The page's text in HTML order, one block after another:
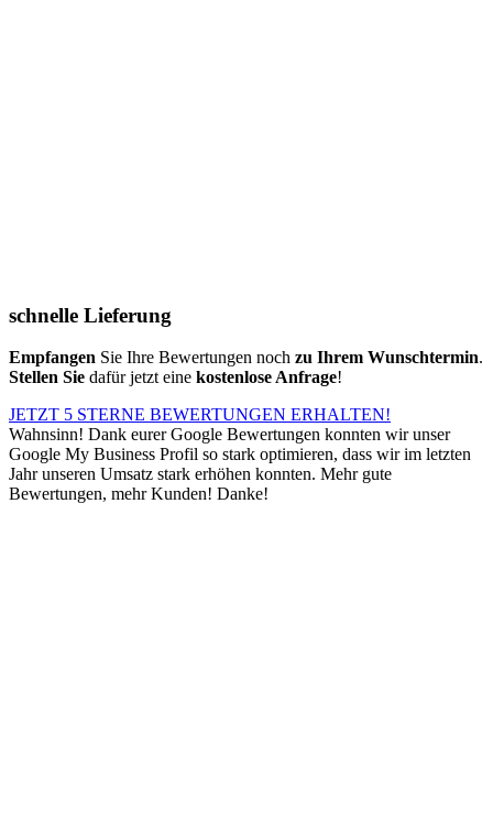
schnelle Lieferung
Empfangen Sie Ihre Bewertungen noch zu Ihrem Wunschtermin.
Stellen Sie dafür jetzt eine kostenlose Anfrage!
JETZT 5 STERNE BEWERTUNGEN ERHALTEN!
Wahnsinn! Dank eurer Google Bewertungen konnten wir unser
Google My Business Profil so stark optimieren, dass wir im letzten
Jahr unseren Umsatz stark erhöhen konnten. Mehr gute
Bewertungen, mehr Kunden! Danke!